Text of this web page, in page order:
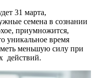
31 марта,
семена в сознании
приумножится,
уникальное время
меньшую силу при
действий.